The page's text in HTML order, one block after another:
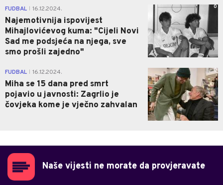
FUDBAL 16.12.2024.
Najemotivnija ispovijest
Mihajlovićevog kuma: "Cijeli Novi
Sad me podsjeća na njega, sve
smo prošli zajedno"
0
FUDBAL 16.12.2024.
Miha se 15 dana pred smrt
pojavio u javnosti: Zagrlio je
čovjeka kome je vječno zahvalan
0
Naše vijesti ne morate da provjeravate